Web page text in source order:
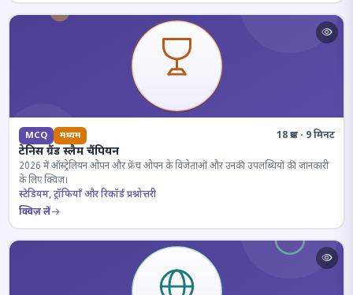
MCQ मध्यम 18 प्रश्न · 9 मिनट
टेनिस ग्रैंड स्लैम चैंपियन
2026 में ऑस्ट्रेलियन ओपन और फ्रेंच ओपन के विजेताओं और उनकी उपलब्धियों की जानकारी
के लिए क्विज़।
स्टेडियम, ट्रॉफियाँ और रिकॉर्ड प्रश्नोत्तरी
क्विज़ लें